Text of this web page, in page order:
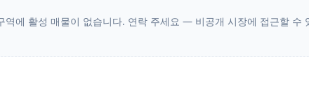
역에 활성 매물이 없습니다. 연락 주세요 — 비공개 시장에 접근할 수